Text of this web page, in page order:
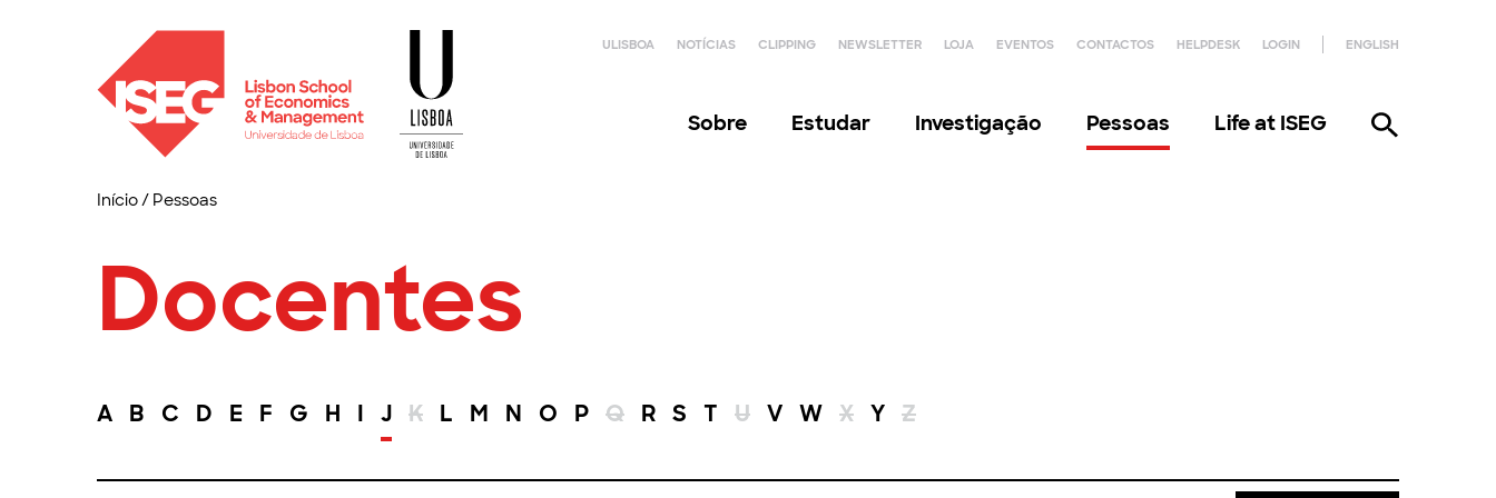
ULISBOA NOTÍCIAS CLIPPING NEWSLETTER LOJA EVENTOS CONTACTOS HELPDESK LOGIN ENGLISH
Sobre Estudar Investigação Pessoas Life at ISEG
Início/ Pessoas
Docentes
A B C D E F G H I J K L M N O P Q R S T U V W X Y Z